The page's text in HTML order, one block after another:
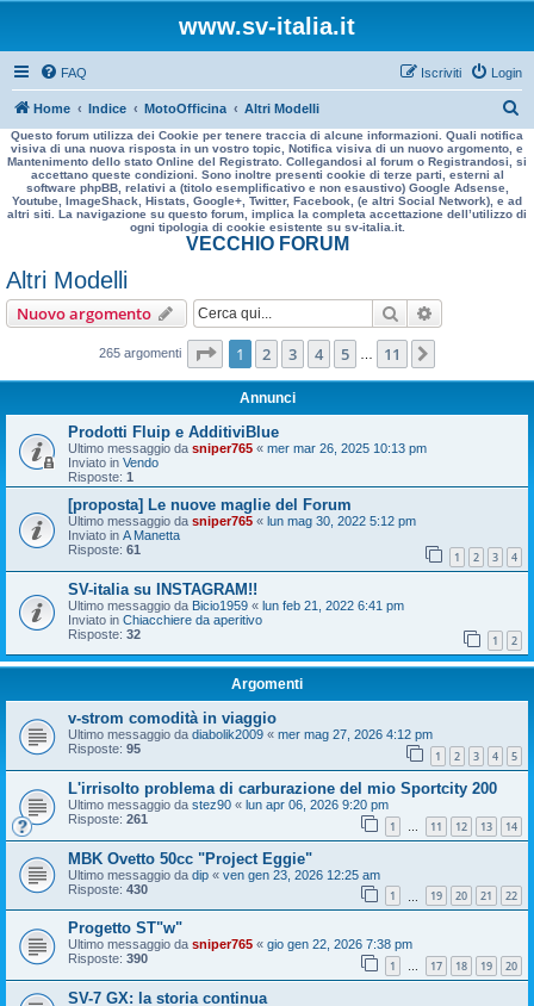
www.sv-italia.it
FAQ Login
Iscriviti
Home Indice MotoOfficina Altri Modelli
e
r
a
Questo forum utilizza dei Cookie per tenere traccia di alcune informazioni. Quali notifica
visiva di una nuova risposta in un vostro topic, Notifica visiva di un nuovo argomento, e
Mantenimento dello stato Online del Registrato. Collegandosi al forum o Registrandosi, si
accettano queste condizioni. Sono inoltre presenti cookie di terze parti, esterni al
software phpBB, relativi a (titolo esemplificativo e non esaustivo) Google Adsense,
Youtube, ImageShack, Histats, Google+, Twitter, Facebook, (e altri Social Network), e ad
altri siti. La navigazione su questo forum, implica la completa accettazione dell’utilizzo di
ogni tipologia di cookie esistente su sv-italia.it.
VECCHIO FORUM
Altri Modelli
Nuovo argomento Cerca
265 argomenti Pagina di 11
1 2 3 4 5 11
Annunci
Prodotti Fluip e AdditiviBlue
Ultimo messaggio da sniper765 « mer mar 26, 2025 10:13 pm
Inviato in Vendo
Risposte: 1
[proposta] Le nuove maglie del Forum
Ultimo messaggio da sniper765 « lun mag 30, 2022 5:12 pm
Inviato in A Manetta
Risposte: 61 1 2 3 4
SV-italia su INSTAGRAM!!
Ultimo messaggio da Bicio1959 « lun feb 21, 2022 6:41 pm
Inviato in Chiacchiere da aperitivo
Risposte: 32 1 2
Argomenti
v-strom comodità in viaggio
Ultimo messaggio da diabolik2009 « mer mag 27, 2026 4:12 pm
Risposte: 95 1 2 3 4 5
L'irrisolto problema di carburazione del mio Sportcity 200
Ultimo messaggio da stez90 « lun apr 06, 2026 9:20 pm
Risposte: 261 1 … 11 12 13 14
MBK Ovetto 50cc "Project Eggie"
Ultimo messaggio da dip « ven gen 23, 2026 12:25 am
Risposte: 430 1 19 20 21 22
Progetto ST"w"
Ultimo messaggio da sniper765 « gio gen 22, 2026 7:38 pm
Risposte: 390 1 … 17 18 19 20
SV-7 GX: la storia continua